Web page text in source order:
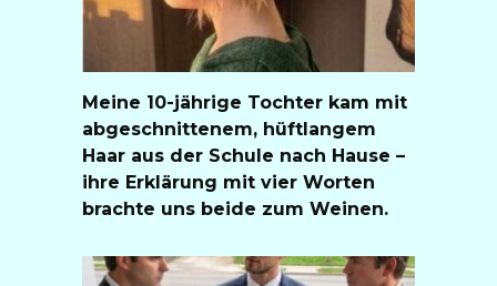
Meine 10-jährige Tochter kam mit
abgeschnittenem, hüftlangem
Haar aus der Schule nach Hause –
ihre Erklärung mit vier Worten
brachte uns beide zum Weinen.